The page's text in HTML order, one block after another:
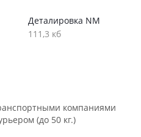
Деталировка NM
111,3 кб
компаниями
(до 50 кг.)